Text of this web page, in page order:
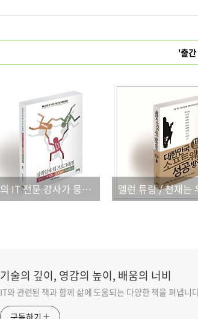
'출
3인의 IT 전문 강사가 뭉쳤다!
기술의 깊이, 영감의 높이, 배움의 너비
IT와 관련된 책과 함께 삶에 도움되는 다양한 책을 펴냅니
구독하기